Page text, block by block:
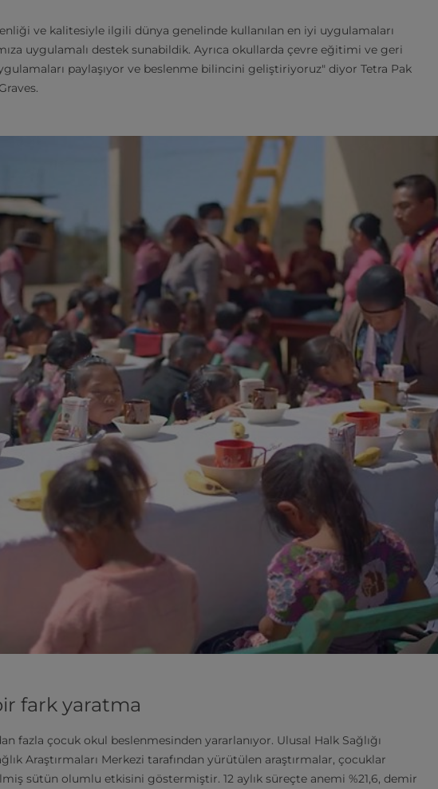
ve kalitesiyle ilgili dünya genelinde kullanılan en iyi uygulamaları
uygulamalı destek sunabildik. Ayrıca okullarda çevre eğitimi ve geri
paylaşıyor ve beslenme bilincini geliştiriyoruz" diyor Tetra Pak
fark yaratma
fazla çocuk okul beslenmesinden yararlanıyor. Ulusal Halk Sağlığı
Araştırmaları Merkezi tarafından yürütülen araştırmalar, çocuklar
sütün olumlu etkisini göstermiştir. 12 aylık süreçte anemi %21,6, demir